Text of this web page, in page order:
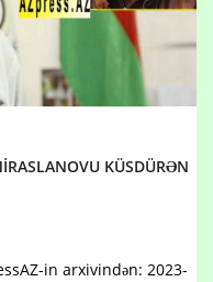
KÜSDÜRƏN
in arxivindən: 2023-